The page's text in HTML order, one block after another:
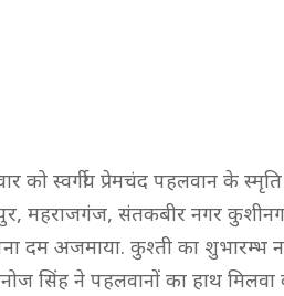
को स्वर्गीय प्रेमचंद पहलवान के
महराजगंज, संतकबीर नगर
दम अजमाया. कुश्ती का शुभारम्भ
सिंह ने पहलवानों का हाथ मिलवा